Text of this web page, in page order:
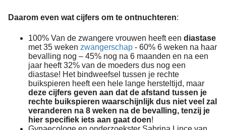
Daarom even wat cijfers om te ontnuchteren:
100% Van de zwangere vrouwen heeft een diastase
met 35 weken zwangerschap - 60% 6 weken na haar
bevalling nog – 45% nog na 6 maanden en na een
jaar heeft 32% van de moeders dus nog een
diastase! Het bindweefsel tussen je rechte
buikspieren heeft een hele lange hersteltijd, maar
deze cijfers geven aan dat de afstand tussen je
rechte buikspieren waarschijnlijk dus niet veel zal
veranderen na 8 weken na de bevalling, tenzij je
hier specifiek iets aan gaat doen!